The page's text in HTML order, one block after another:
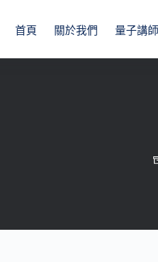
首頁 關於我們 量子講